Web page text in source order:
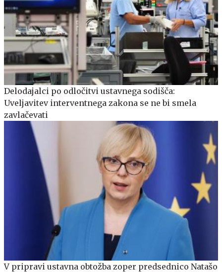
Delodajalci po odločitvi ustavnega sodišča:
Uveljavitev interventnega zakona se ne bi smela
zavlačevati
V pripravi ustavna obtožba zoper predsednico Natašo